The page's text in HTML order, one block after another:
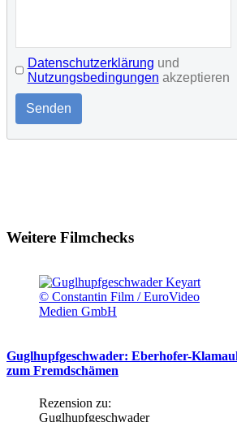
Datenschutzerklärung und
Nutzungsbedingungen akzeptieren
Senden
Weitere Filmchecks
© Constantin Film / EuroVideo
Medien GmbH
Guglhupfgeschwader: Eberhofer-
zum Fremdschämen
Rezension zu:
Guglhupfgeschwader